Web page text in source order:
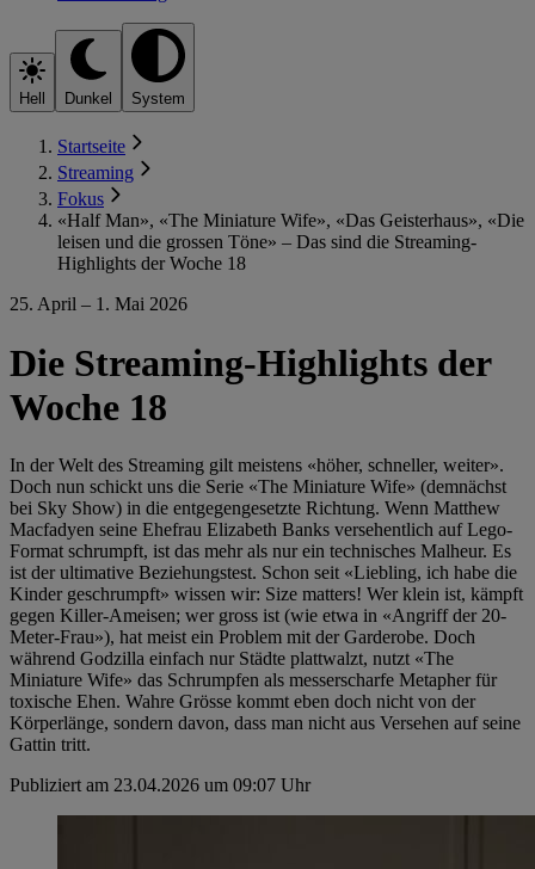
Hell Dunkel System
Startseite
Streaming
Fokus
«Half Man», «The Miniature Wife», «Das Geisterhaus», «Die
leisen und die grossen Töne» – Das sind die Streaming-
Highlights der Woche 18
25. April – 1. Mai 2026
Die Streaming-Highlights der
Woche 18
In der Welt des Streaming gilt meistens «höher, schneller, weiter».
Doch nun schickt uns die Serie «The Miniature Wife» (demnächst
bei Sky Show) in die entgegengesetzte Richtung. Wenn Matthew
Macfadyen seine Ehefrau Elizabeth Banks versehentlich auf Lego-
Format schrumpft, ist das mehr als nur ein technisches Malheur. Es
ist der ultimative Beziehungstest. Schon seit «Liebling, ich habe die
Kinder geschrumpft» wissen wir: Size matters! Wer klein ist, kämpft
gegen Killer-Ameisen; wer gross ist (wie etwa in «Angriff der 20-
Meter-Frau»), hat meist ein Problem mit der Garderobe. Doch
während Godzilla einfach nur Städte plattwalzt, nutzt «The
Miniature Wife» das Schrumpfen als messerscharfe Metapher für
toxische Ehen. Wahre Grösse kommt eben doch nicht von der
Körperlänge, sondern davon, dass man nicht aus Versehen auf seine
Gattin tritt.
Publiziert am 23.04.2026 um 09:07 Uhr